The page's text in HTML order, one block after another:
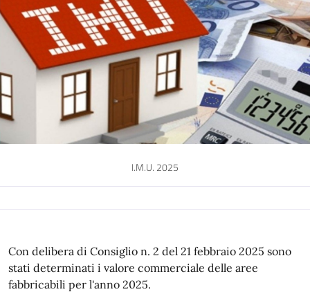
I.M.U. 2025
Con delibera di Consiglio n. 2 del 21 febbraio 2025 sono
stati determinati i valore commerciale delle aree
fabbricabili per l'anno 2025.